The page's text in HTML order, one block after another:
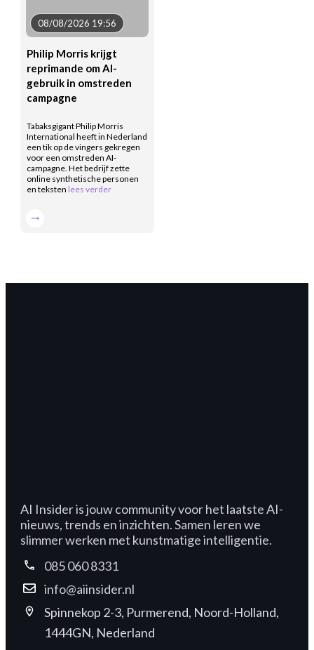
08/08/2026 19:56
Philip Morris krijgt
reprimande om AI-
gebruik in omstreden
campagne
Tabaksgigant Philip Morris
International heeft in Nederland
een tik op de vingers gekregen
voor een omstreden AI-
campagne. Het bedrijf zette
online synthetische personen
en teksten lees verder
AI Insider is jouw community voor het laatste AI-
nieuws, trends en inzichten. Samen leren we
slimmer werken met kunstmatige intelligentie.
085 060 8331
info@aiinsider.nl
Spinnekop 2-3, Purmerend, Noord-Holland,
1444GN, Nederland